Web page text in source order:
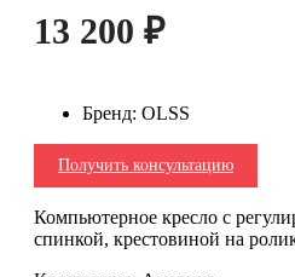
13 200 ₽
Компьютерное кресло с
спинкой, крестовиной на
Бренд: OLSS
Получить консультацию